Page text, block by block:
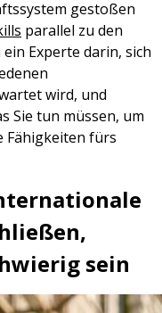
gestoßen
parallel zu den
Experte darin, sich
wird, und
Sie tun müssen, um
Fähigkeiten fürs
sein